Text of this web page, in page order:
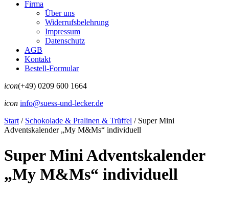
Firma
Über uns
Widerrufsbelehrung
Impressum
Datenschutz
AGB
Kontakt
Bestell-Formular
icon(+49) 0209 600 1664
icon info@suess-und-lecker.de
Start / Schokolade & Pralinen & Trüffel /Super Mini
Adventskalender „My M&Ms“ individuell
Super Mini Adventskalender
„My M&Ms“ individuell